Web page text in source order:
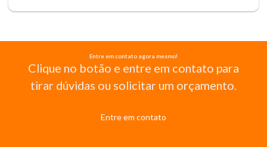
Entre em contato agora mesmo!
Clique no botão e entre em contato para
tirar dúvidas ou solicitar um orçamento.
Entre em contato